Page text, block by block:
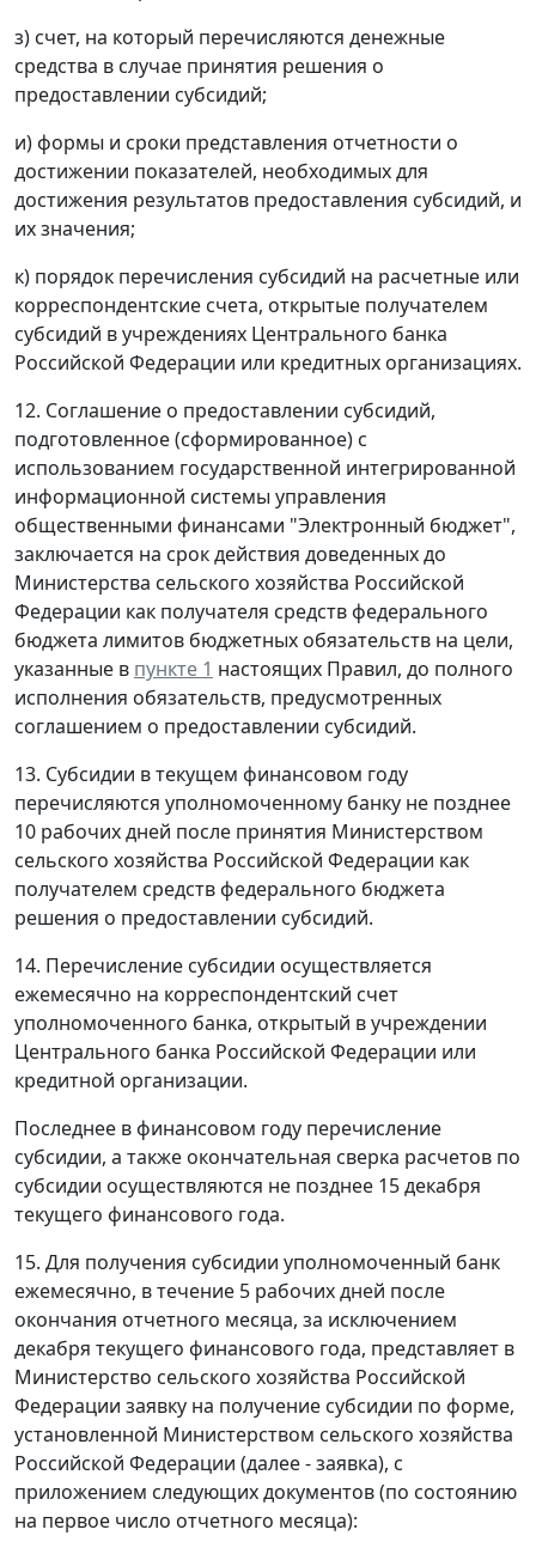
з) счет, на который перечисляются денежные
средства в случае принятия решения о
предоставлении субсидий;
и) формы и сроки представления отчетности о
достижении показателей, необходимых для
достижения результатов предоставления субсидий, и
их значения;
к) порядок перечисления субсидий на расчетные или
корреспондентские счета, открытые получателем
субсидий в учреждениях Центрального банка
Российской Федерации или кредитных организациях.
12. Соглашение о предоставлении субсидий,
подготовленное (сформированное) с
использованием государственной интегрированной
информационной системы управления
общественными финансами "Электронный бюджет",
заключается на срок действия доведенных до
Министерства сельского хозяйства Российской
Федерации как получателя средств федерального
бюджета лимитов бюджетных обязательств на цели,
указанные в пункте 1 настоящих Правил, до полного
исполнения обязательств, предусмотренных
соглашением о предоставлении субсидий.
13. Субсидии в текущем финансовом году
перечисляются уполномоченному банку не позднее
10 рабочих дней после принятия Министерством
сельского хозяйства Российской Федерации как
получателем средств федерального бюджета
решения о предоставлении субсидий.
14. Перечисление субсидии осуществляется
ежемесячно на корреспондентский счет
уполномоченного банка, открытый в учреждении
Центрального банка Российской Федерации или
кредитной организации.
Последнее в финансовом году перечисление
субсидии, а также окончательная сверка расчетов по
субсидии осуществляются не позднее 15 декабря
текущего финансового года.
15. Для получения субсидии уполномоченный банк
ежемесячно, в течение 5 рабочих дней после
окончания отчетного месяца, за исключением
декабря текущего финансового года, представляет в
Министерство сельского хозяйства Российской
Федерации заявку на получение субсидии по форме,
установленной Министерством сельского хозяйства
Российской Федерации (далее - заявка), с
приложением следующих документов (по состоянию
на первое число отчетного месяца):